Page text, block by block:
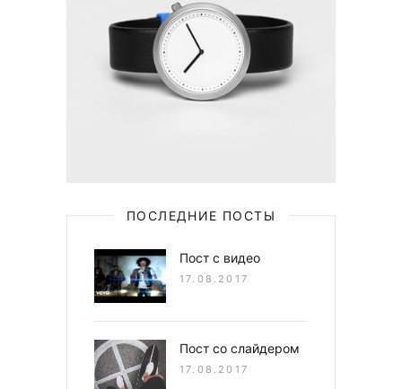
ПОСЛЕДНИЕ ПОСТЫ
Пост с видео
17.08.2017
Пост со слайдером
17.08.2017